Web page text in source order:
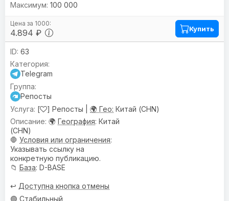
4.894 ₽
100 000
Купить
63
Telegram
Репосты
[
] Репосты | 🌍 Гео: Китай (CHN)
🌍 География: Китай
(CHN)
🛑 Условия или ограничения:
Указывать ссылку на
конкретную публикацию.
📁 База: D-BASE
↩️ Доступна кнопка отмены
🟢 Стабильный